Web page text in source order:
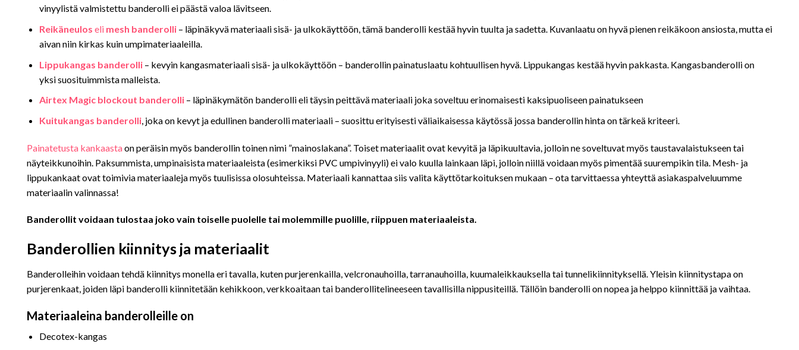
vinyylistä valmistettu banderolli ei päästä valoa lävitseen.
Reikäneulos eli mesh banderolli– läpinäkyvä materiaali sisä- ja ulkokäyttöön, tämä banderolli kestää hyvin tuulta ja sadetta. Kuvanlaatu on hyvä pienen reikäkoon ansiosta, mutta ei
aivan niin kirkas kuin umpimateriaaleilla.
Lippukangas banderolli – kevyin kangasmateriaali sisä- ja ulkokäyttöön – banderollin painatuslaatu kohtuullisen hyvä. Lippukangas kestää hyvin pakkasta. Kangasbanderolli on
yksi suosituimmista malleista.
Airtex Magic blockout banderolli– läpinäkymätön banderolli eli täysin peittävä materiaali joka soveltuu erinomaisesti kaksipuoliseen painatukseen
Kuitukangas banderolli, joka on kevyt ja edullinen banderolli materiaali – suosittu erityisesti väliaikaisessa käytössä jossa banderollin hinta on tärkeä kriteeri.
Painatetusta kankaastaon peräisin myös banderollin toinen nimi ”mainoslakana”. Toiset materiaalit ovat kevyitä ja läpikuultavia, jolloin ne soveltuvat myös taustavalaistukseen tai
näyteikkunoihin. Paksummista, umpinaisista materiaaleista (esimerkiksi PVC umpivinyyli) ei valo kuulla lainkaan läpi, jolloin niillä voidaan myös pimentää suurempikin tila. Mesh- ja
lippukankaat ovat toimivia materiaaleja myös tuulisissa olosuhteissa. Materiaali kannattaa siis valita käyttötarkoituksen mukaan – ota tarvittaessa yhteyttä asiakaspalveluumme
materiaalin valinnassa!
Banderollit voidaan tulostaa joko vain toiselle puolelle tai molemmille puolille, riippuen materiaaleista.
Banderollien kiinnitys ja materiaalit
Banderolleihin voidaan tehdä kiinnitys monella eri tavalla, kuten purjerenkailla, velcronauhoilla, tarranauhoilla, kuumaleikkauksella tai tunnelikiinnityksellä. Yleisin kiinnitystapa on
purjerenkaat, joiden läpi banderolli kiinnitetään kehikkoon, verkkoaitaan tai banderollitelineeseen tavallisilla nippusiteillä. Tällöin banderolli on nopea ja helppo kiinnittää ja vaihtaa.
Materiaaleina banderolleille on
Decotex-kangas